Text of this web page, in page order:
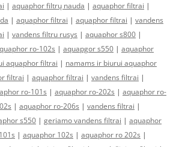
| aquaphor filtrų nauda | aquaphor filtrai |
| aquaphor filtrai | aquaphor filtrai | vandens
| vandens filtru rusys | aquaphor s800 |
ro-102s | aquapgor s550 | aquaphor
aquaphor filtrai | namams ir biurui aquaphor
filtrai | aquaphor filtrai | vandens filtrai |
ro-101s | aquaphor ro-202s | aquaphor ro-
| aquaphor ro-206s | vandens filtrai |
s550 | geriamo vandens filtrai | aquaphor
| aquaphor 102s | aquaphor ro 202s |